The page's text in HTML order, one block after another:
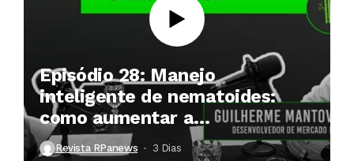
Episódio 28: Manejo
inteligente de nematoides:
como aumentar a
produtividade das soqueiras?
Revista RPanews 3 Dias ⁮